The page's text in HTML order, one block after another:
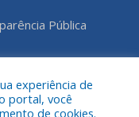
Pública
de Rondon do
experiência de
portal, você
de cookies.